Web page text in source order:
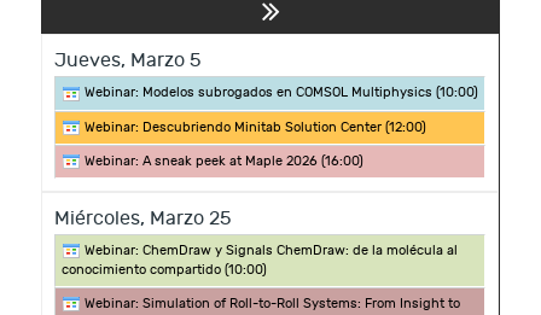
Jueves, Marzo 5
Webinar: Modelos subrogados en COMSOL Multiphysics (10:00)
Webinar: Descubriendo Minitab Solution Center (12:00)
Webinar: A sneak peek at Maple 2026 (16:00)
Miércoles, Marzo 25
Webinar: ChemDraw y Signals ChemDraw: de la molécula al
conocimiento compartido (10:00)
Webinar: Simulation of Roll-to-Roll Systems: From Insight to